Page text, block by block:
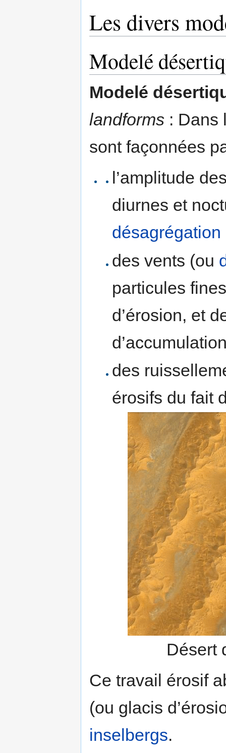
Les divers
Modelé
Modelé
landforms : Dans
sont façonnées
l’amplitude
diurnes et
désagrégation
des vents (ou
particules
d’érosion, et
des
érosifs du fait
Désert
Ce travail érosif
(ou glacis
inselbergs.